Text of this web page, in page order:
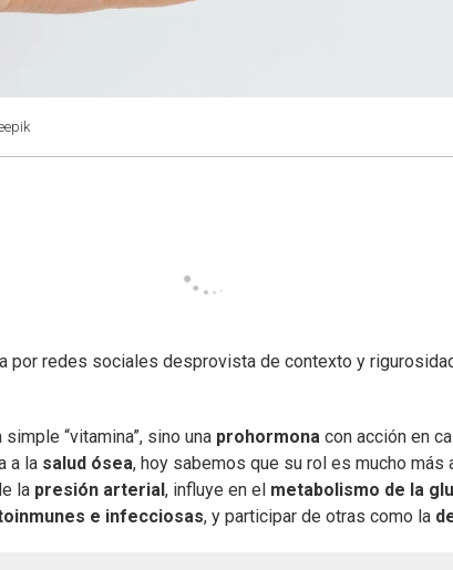
por redes sociales desprovista de contexto y
simple “vitamina”, sino una prohormona con acción en
a la salud ósea, hoy sabemos que su rol es mucho
la presión arterial , influye en el metabolismo de la
e infecciosas, y participar de otras como la